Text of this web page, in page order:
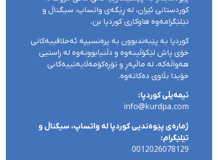
کوردستانی ئێران، لە ڕێگەی واتساپ، سیگناڵ و
تێلێگرامەوە هاوکاری کوردپا بن.
کوردپا بە پێبەندبوون بە پرەنسیپە ئەخلاقییەکانی
خۆی پاش لێکۆڵینەوە و دڵنیابوونەوە لە ڕاستیی
هەواڵەکە، لە ماڵپەڕ و تۆڕەکۆمەڵایەتییەکانی
خۆیدا بڵاوی دەکاتەوە.
ئیمەیڵی کوردپا:
info@kurdpa.com
ژمارەی پێوەندیی کوردپا لە واتساپ، سیگناڵ و
تێلێگرام:
0012026078129